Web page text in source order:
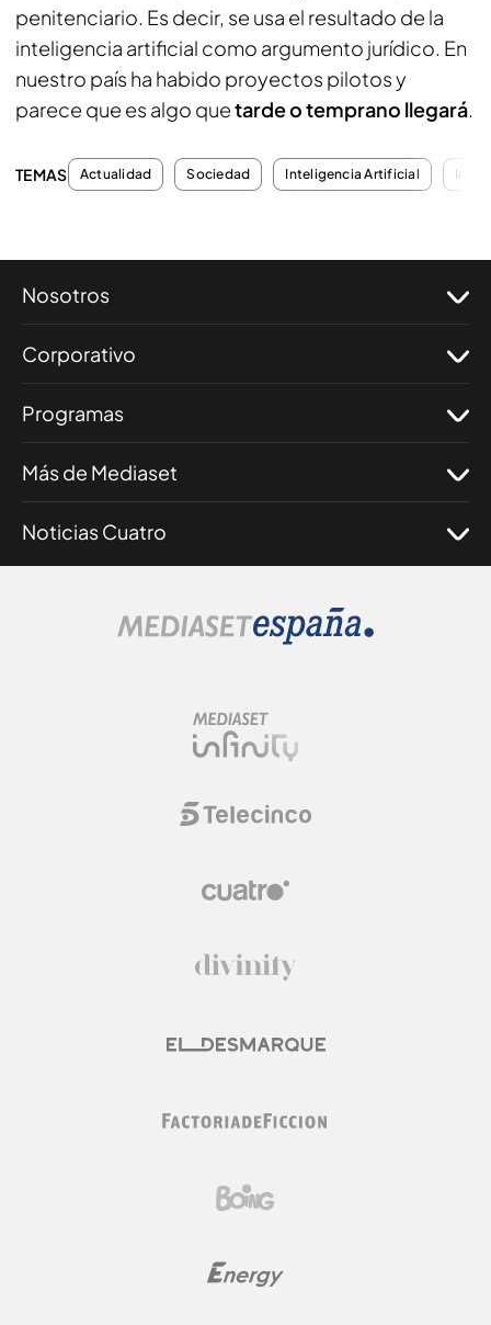
penitenciario. Es decir, se usa el resultado de la
inteligencia artificial como argumento jurídico. En
nuestro país ha habido proyectos pilotos y
parece que es algo quetarde o temprano llegará.
TEMAS Actualidad Sociedad Inteligencia Artificial
Nosotros
Corporativo
Programas
Más de Mediaset
Noticias Cuatro